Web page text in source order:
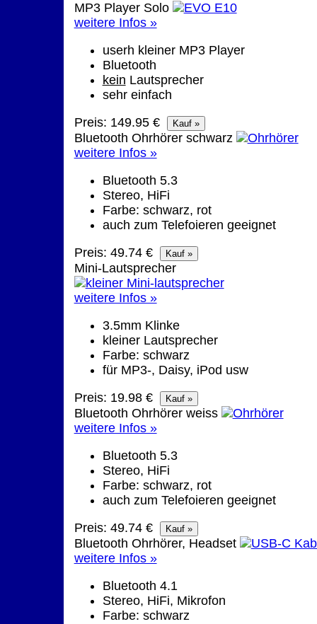
MP3 Player Solo
weitere Infos »
userh kleiner MP3 Player
Bluetooth
kein Lautsprecher
sehr einfach
Preis: 149.95 €
Bluetooth Ohrhörer schwarz
weitere Infos »
Bluetooth 5.3
Stereo, HiFi
Farbe: schwarz, rot
auch zum Telefoieren geeignet
Preis: 49.74 €
Mini-Lautsprecher
weitere Infos »
3.5mm Klinke
kleiner Lautsprecher
Farbe: schwarz
für MP3-, Daisy, iPod usw
Preis: 19.98 €
Bluetooth Ohrhörer weiss
weitere Infos »
Bluetooth 5.3
Stereo, HiFi
Farbe: schwarz, rot
auch zum Telefoieren geeignet
Preis: 49.74 €
Bluetooth Ohrhörer, Headset
weitere Infos »
Bluetooth 4.1
Stereo, HiFi, Mikrofon
Farbe: schwarz